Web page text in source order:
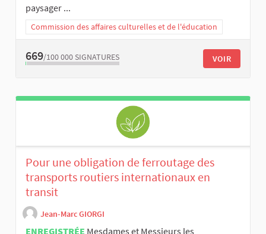
paysager ...
Commission des affaires culturelles et de l'éducation
669/100 000 SIGNATURES VOIR
Pour une obligation de ferroutage des
transports routiers internationaux en
transit
Jean-Marc GIORGI
ENREGISTRÉE Mesdames et Messieurs les